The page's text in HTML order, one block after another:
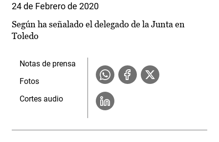
24 de Febrero de 2020
Según ha señalado el delegado de la Junta en
Toledo
Notas de prensa
Fotos
Cortes audio